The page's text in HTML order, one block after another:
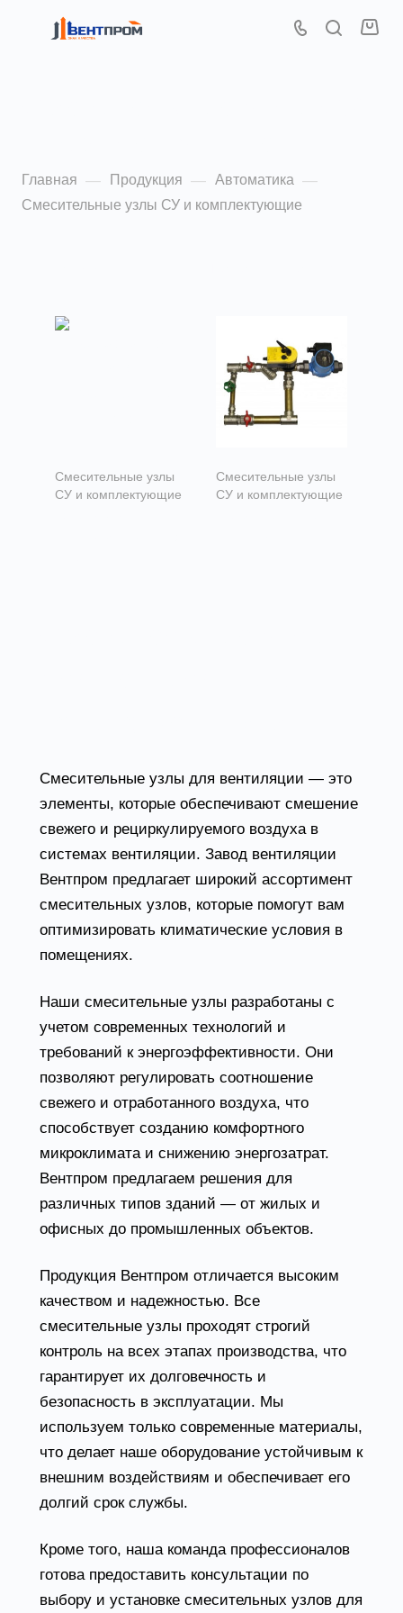
Главная — Продукция — Автоматика —
Смесительные узлы СУ и комплектующие
Смесительные узлы
СУ и комплектующие
Смесительные узлы
СУ и комплектующие
Смесительные узлы для вентиляции — это
элементы, которые обеспечивают смешение
свежего и рециркулируемого воздуха в
системах вентиляции. Завод вентиляции
Вентпром предлагает широкий ассортимент
смесительных узлов, которые помогут вам
оптимизировать климатические условия в
помещениях.
Наши смесительные узлы разработаны с
учетом современных технологий и
требований к энергоэффективности. Они
позволяют регулировать соотношение
свежего и отработанного воздуха, что
способствует созданию комфортного
микроклимата и снижению энергозатрат.
Вентпром предлагаем решения для
различных типов зданий — от жилых и
офисных до промышленных объектов.
Продукция Вентпром отличается высоким
качеством и надежностью. Все
смесительные узлы проходят строгий
контроль на всех этапах производства, что
гарантирует их долговечность и
безопасность в эксплуатации. Мы
используем только современные материалы,
что делает наше оборудование устойчивым к
внешним воздействиям и обеспечивает его
долгий срок службы.
Кроме того, наша команда профессионалов
готова предоставить консультации по
выбору и установке смесительных узлов для